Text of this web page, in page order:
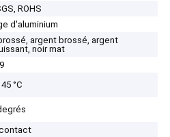
ROHS
d'aluminium
argent brossé, argent
noir mat
°C